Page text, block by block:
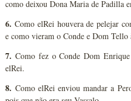
como deixou Dona Maria de Padilla
6. Como elRei houvera de pelejar
e como vieram o Conde e Dom Tello
7. Como fez o Conde Dom
elRei.
8. Como elRei enviou mandar a